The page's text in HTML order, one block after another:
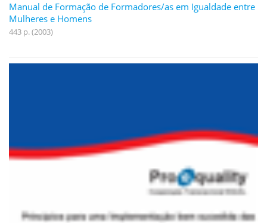
Manual de Formação de Formadores/as em Igualdade entre
Mulheres e Homens
443 p. (2003)